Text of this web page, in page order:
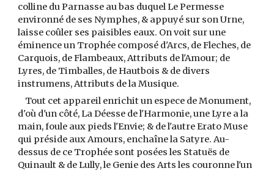
colline du Parnasse au bas duquel Le Permesse
environné de ses Nymphes, & appuyé sur son Urne,
laisse coûler ses paisibles eaux. On voit sur une
éminence un Trophée composé d'Arcs, de Fleches, de
Carquois, de Flambeaux, Attributs de l'Amour; de
Lyres, de Timballes, de Hautbois & de divers
instrumens, Attributs de la Musique.
Tout cet appareil enrichit un espece de Monument,
d'où d'un côté, La Déesse de l'Harmonie, une Lyre a la
main, foule aux pieds l'Envie; & de l'autre Erato Muse
qui préside aux Amours, enchaîne la Satyre. Au-
dessus de ce Trophée sont posées les Statuës de
Quinault & de Lully, le Genie des Arts les couronne l'un